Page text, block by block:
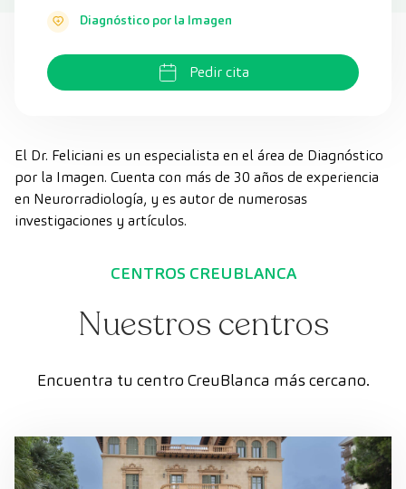
Diagnóstico por la Imagen
Pedir cita
El Dr. Feliciani es un especialista en el área de Diagnóstico
por la Imagen. Cuenta con más de 30 años de experiencia
en Neurorradiología, y es autor de numerosas
investigaciones y artículos.
CENTROS CREUBLANCA
Nuestros centros
Encuentra tu centro CreuBlanca más cercano.